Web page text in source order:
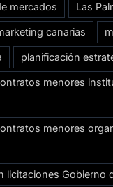
mercados Las
canarias
planificación
menores
menores
licitaciones Gobierno